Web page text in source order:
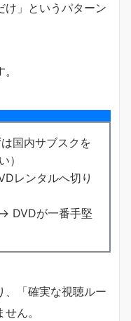
け」というパターン
国内サブスクを
）
レンタルへ切り
DVDが一番手堅
、「確実な視聴ルー
ん。